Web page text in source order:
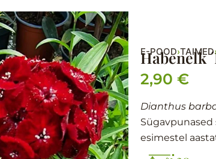
E-POOD›TAIMED
Habenelk
2,90 €
Dianthus
esimestel